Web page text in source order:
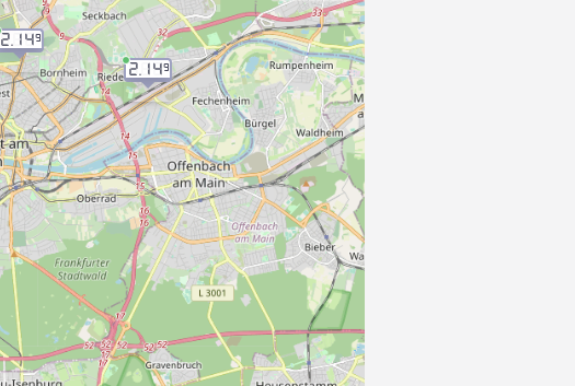
2.149
2.149